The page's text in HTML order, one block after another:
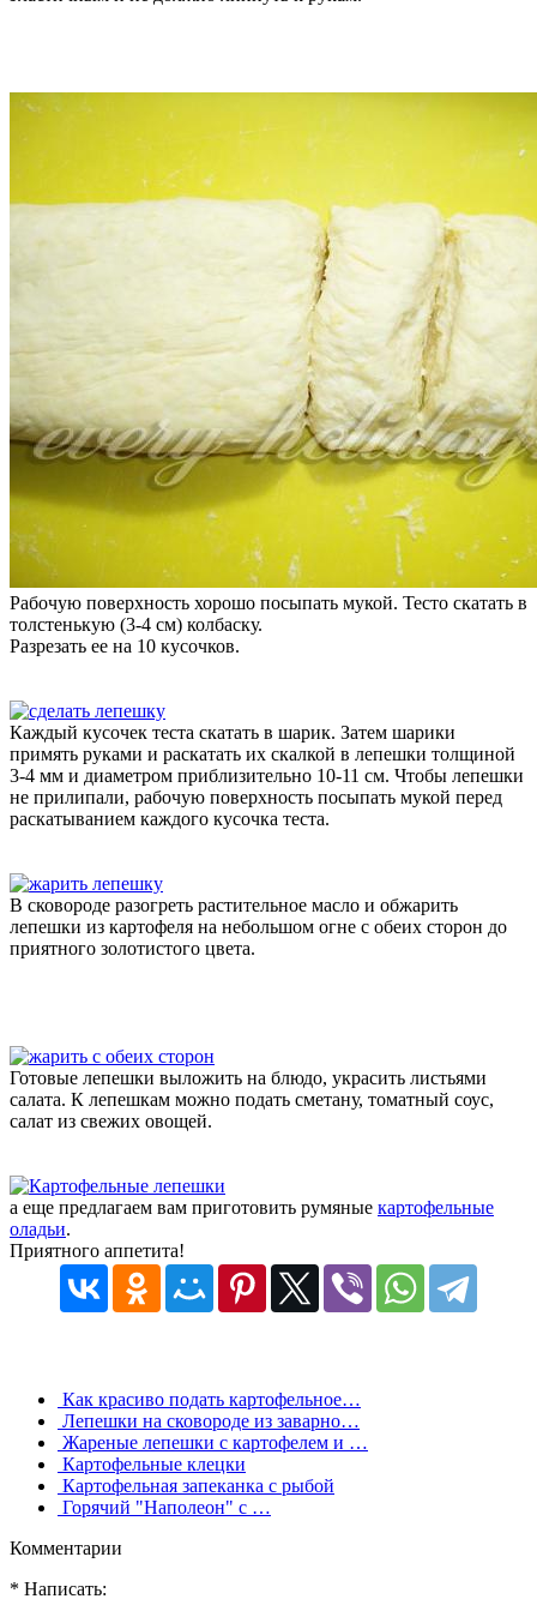
Рабочую поверхность хорошо посыпать мукой. Тесто скатать в
толстенькую (3-4 см) колбаску.
Разрезать ее на 10 кусочков.
Каждый кусочек теста скатать в шарик. Затем шарики
примять руками и раскатать их скалкой в лепешки толщиной
3-4 мм и диаметром приблизительно 10-11 см. Чтобы лепешки
не прилипали, рабочую поверхность посыпать мукой перед
раскатыванием каждого кусочка теста.
В сковороде разогреть растительное масло и обжарить
лепешки из картофеля на небольшом огне с обеих сторон до
приятного золотистого цвета.
Готовые лепешки выложить на блюдо, украсить листьями
салата. К лепешкам можно подать сметану, томатный соус,
салат из свежих овощей.
а еще предлагаем вам приготовить румяные картофельные
оладьи.
Приятного аппетита!
Как красиво подать картофельное…
Лепешки на сковороде из заварно…
Жареные лепешки с картофелем и …
Картофельные клецки
Картофельная запеканка с рыбой
Горячий "Наполеон" с …
Комментарии
* Написать: